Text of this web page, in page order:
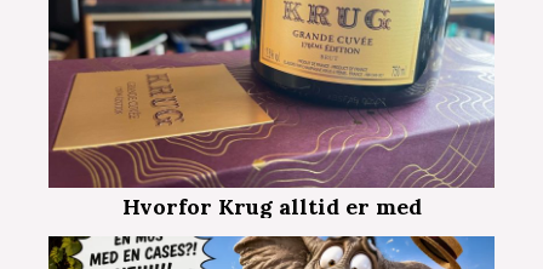
Hvorfor Krug alltid er med